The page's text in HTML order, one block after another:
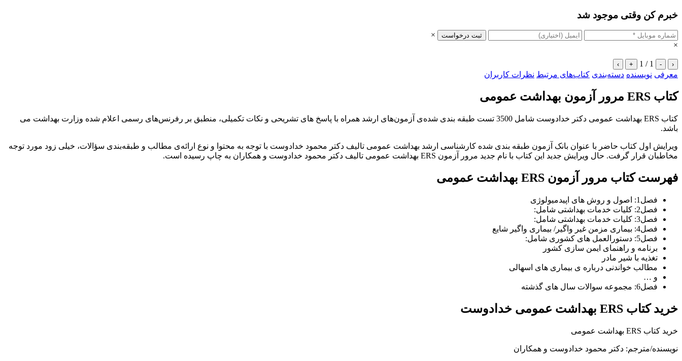
خبرم کن وقتی موجود شد
ثبت درخواست
×
×
‹
-
1 / 1
+
›
معرفی نویسنده دسته‌بندی کتاب‌های مرتبط نظرات کاربران
کتاب ERS مرور آزمون بهداشت عمومی
کتاب ERS بهداشت عمومی دکتر خدادوست شامل 3500 تست طبقه بندی شده‌ی آزمون‌های ارشد همراه با پاسخ های تشریحی و نکات تکمیلی، منطبق بر رفرنس‌های رسمی اعلام شده وزارت بهداشت می
باشد.
ویرایش اول کتاب حاضر با عنوان بانک آزمون طبقه بندی شده کارشناسی ارشد بهداشت عمومی تالیف دکتر محمود خدادوست با توجه به محتوا و نوع ارائه‌ی مطالب و طبقه‌بندی سؤالات، خیلی زود مورد توجه
مخاطبان قرار گرفت. حال ویرایش جدید این کتاب با نام جدید مرور آزمون ERS بهداشت عمومی تالیف دکتر محمود خدادوست و همکاران به چاپ رسیده است.
فهرست کتاب مرور آزمون ERS بهداشت عمومی
فصل1: اصول و روش های اپیدمیولوژی
فصل2: کلیات خدمات بهداشتی شامل:
فصل3: کلیات خدمات بهداشتی شامل:
فصل4: بیماری مزمن غیر واگیر/ بیماری واگیر شایع
فصل5: دستورالعمل های کشوری شامل:
برنامه و راهنمای ایمن سازی کشور
تغذیه با شیر مادر
مطالب خواندنی درباره ی بیماری های اسهالی
و …
فصل6: مجموعه سوالات سال های گذشته
خرید کتاب ERS بهداشت عمومی خدادوست
خرید کتاب ERS بهداشت عمومی
نویسنده/مترجم: دکتر محمود خدادوست و همکاران